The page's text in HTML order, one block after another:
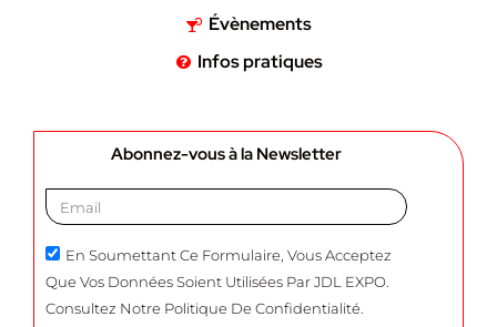
Évènements
Infos pratiques
Abonnez-vous à la Newsletter
En Soumettant Ce Formulaire, Vous Acceptez
Que Vos Données Soient Utilisées Par JDL EXPO.
Consultez Notre Politique De Confidentialité.